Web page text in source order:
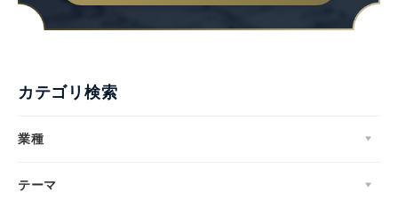
カテゴリ検索
業種
テーマ